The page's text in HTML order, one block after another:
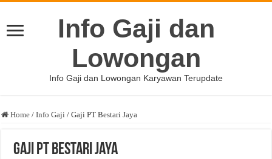
Info Gaji dan
Lowongan
Info Gaji dan Lowongan Karyawan Terupdate
Home / Info Gaji / Gaji PT Bestari Jaya
Gaji PT Bestari Jaya